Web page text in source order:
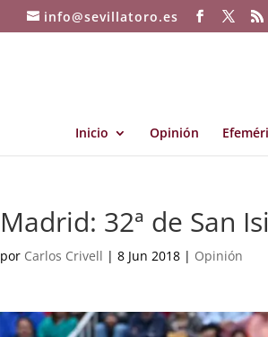
info@sevillatoro.es
Inicio Opinión
Madrid: 32ª de San
por Carlos Crivell | 8 Jun 2018 | Opinión